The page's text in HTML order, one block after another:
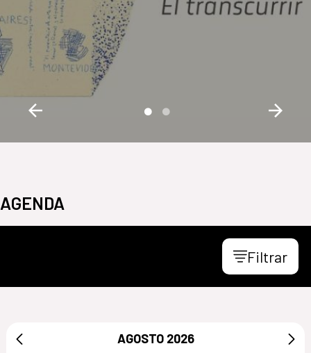
AGENDA
Filtrar
AGOSTO 2026